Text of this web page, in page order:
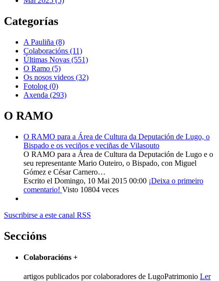
Categorías
A Pauliña (8)
Colaboracións (11)
Últimas Novas (551)
O Ramo (5)
Os nosos videos (32)
Fotolog (0)
Axenda (293)
O RAMO
O RAMO para a Área de Cultura da Deputación de Lugo, o
Bispado e os veciños e veciñas de Vilasouto
O RAMO para a Área de Cultura da Deputación de Lugo e o
seu representante Mario Outeiro, o Bispado, con Miguel
Gómez e César Carnero…
Escrito el Domingo, 10 Mai 2015 00:00 ¡Deixa o primeiro
comentario! Visto 10804 veces
Suscribirse a este canal RSS
Seccións
Colaboracións +
artigos publicados por colaboradores de LugoPatrimonio Ler